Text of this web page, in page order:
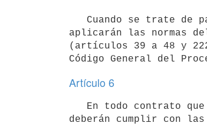
aplicarán las normas
(artículos 39 a 48 y
Artículo 6
deberán cumplir con